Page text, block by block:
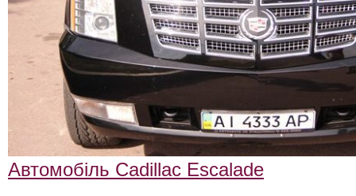
Автомобіль Cadillac Escalade